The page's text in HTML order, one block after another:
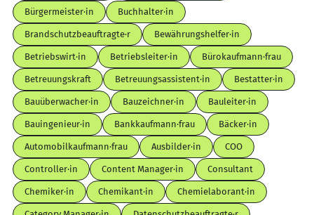
Bürgermeister·in Buchhalter·in
Brandschutzbeauftragte·r Bewährungshelfer·in
Betriebswirt·in Betriebsleiter·in Bürokaufmann·frau
Betreuungskraft Betreuungsassistent·in Bestatter·in
Bauüberwacher·in Bauzeichner·in Bauleiter·in
Bauingenieur·in Bankkaufmann·frau Bäcker·in
Automobilkaufmann·frau Ausbilder·in COO
Controller·in Content Manager·in Consultant
Chemiker·in Chemikant·in Chemielaborant·in